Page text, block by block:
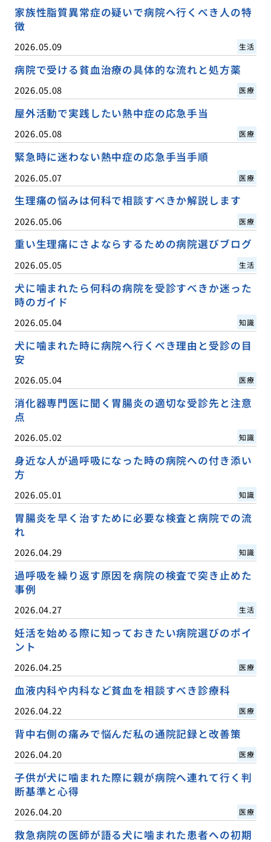
家族性脂質異常症の疑いで病院へ行くべき人の特
徴
2026.05.09 生活
病院で受ける貧血治療の具体的な流れと処方薬
2026.05.08 医療
屋外活動で実践したい熱中症の応急手当
2026.05.08 医療
緊急時に迷わない熱中症の応急手当手順
2026.05.07 医療
生理痛の悩みは何科で相談すべきか解説します
2026.05.06 医療
重い生理痛にさよならするための病院選びブログ
2026.05.05 生活
犬に噛まれたら何科の病院を受診すべきか迷った
時のガイド
2026.05.04 知識
犬に噛まれた時に病院へ行くべき理由と受診の目
安
2026.05.04 医療
消化器専門医に聞く胃腸炎の適切な受診先と注意
点
2026.05.02 知識
身近な人が過呼吸になった時の病院への付き添い
方
2026.05.01 知識
胃腸炎を早く治すために必要な検査と病院での流
れ
2026.04.29 知識
過呼吸を繰り返す原因を病院の検査で突き止めた
事例
2026.04.27 生活
妊活を始める際に知っておきたい病院選びのポイ
ント
2026.04.25 医療
血液内科や内科など貧血を相談すべき診療科
2026.04.22 医療
背中右側の痛みで悩んだ私の通院記録と改善策
2026.04.20 医療
子供が犬に噛まれた際に親が病院へ連れて行く判
断基準と心得
2026.04.20 医療
救急病院の医師が語る犬に噛まれた患者への初期